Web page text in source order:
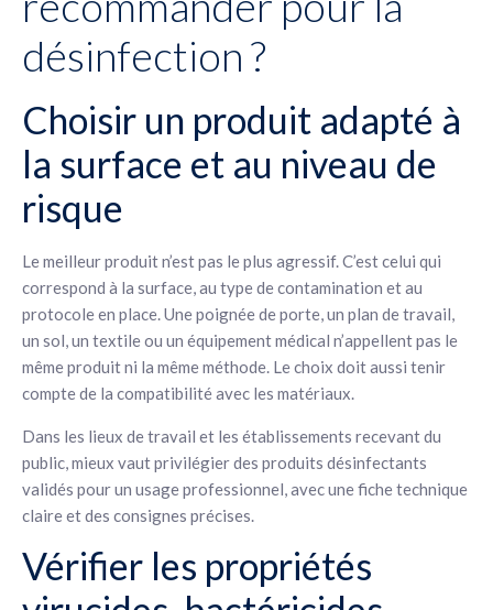
désinfection ?
Choisir un produit adapté à
la surface et au niveau de
risque
Le meilleur produit n’est pas le plus agressif. C’est celui qui
correspond à la surface, au type de contamination et au
protocole en place. Une poignée de porte, un plan de travail,
un sol, un textile ou un équipement médical n’appellent pas le
même produit ni la même méthode. Le choix doit aussi tenir
compte de la compatibilité avec les matériaux.
Dans les lieux de travail et les établissements recevant du
public, mieux vaut privilégier des produits désinfectants
validés pour un usage professionnel, avec une fiche technique
claire et des consignes précises.
Vérifier les propriétés